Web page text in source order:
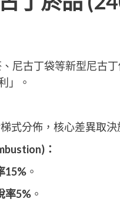
尼古丁袋等新型尼古
」。
式分佈，核心差異取決
：
15% 。
率5% 。